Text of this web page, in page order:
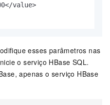
value>
esses parâmetros nas
o serviço HBase SQL.
apenas o serviço HBase